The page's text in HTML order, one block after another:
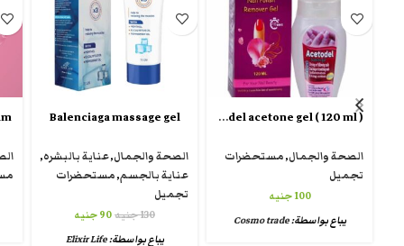
Acetodel acetone gel ( 120 ml )
الصحة والجمال,مستحضرات
تجميل
100 جنيه
يباع بواسطة:Cosmo trade
Balenciaga massage gel
الصحة والجمال,عناية بالبشره,
عناية بالجسم,مستحضرات
تجميل
130جنيه90جنيه
يباع بواسطة:Elixir Life